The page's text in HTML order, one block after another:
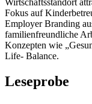
Fokus auf
Employer Branding
familienfreundliche
Konzepten wie
Life- Balance.
Leseprobe